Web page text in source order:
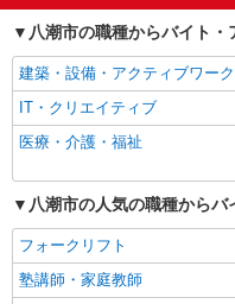
経験者・有資格者歓迎
女性活躍中
フリーター歓迎
ブランクOK
エルダー（50代～）活躍中
高収入・高額
昇給あり
フルタイム歓迎
駅直結・駅チカ
八潮市の職種からバイト
建築・設備・アクティブワーク
IT・クリエイティブ
医療・介護・福祉
八潮市の人気の職種から
フォークリフト
塾講師・家庭教師